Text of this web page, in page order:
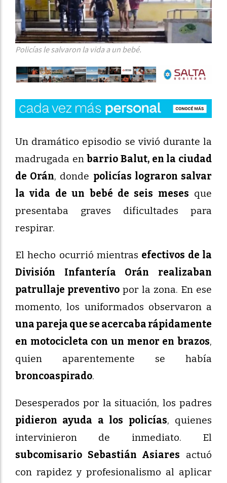
Policías le salvaron la vida a un bebé.
Un dramático episodio se vivió durante la
madrugada enbarrio Balut, en la ciudad
de Orán, donde policías lograron salvar
la vida de un bebé de seis meses que
presentaba graves dificultades para
respirar.
El hecho ocurrió mientras efectivos de la
División Infantería Orán realizaban
patrullaje preventivo por la zona. En ese
momento, los uniformados observaron a
una pareja que se acercaba rápidamente
en motocicleta con un menor en brazos,
quien aparentemente se había
broncoaspirado.
Desesperados por la situación, los padres
pidieron ayuda a los policías, quienes
intervinieron de inmediato. El
subcomisario Sebastián Asiares actuó
con rapidez y profesionalismo al aplicar